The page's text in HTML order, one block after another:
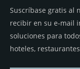
Suscríbase gratis al
recibir en su e-mail
soluciones para
hoteles,